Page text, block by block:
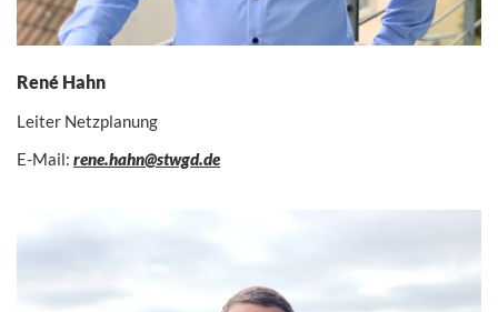
René Hahn
Leiter Netzplanung
E-Mail: rene.hahn@stwgd.de